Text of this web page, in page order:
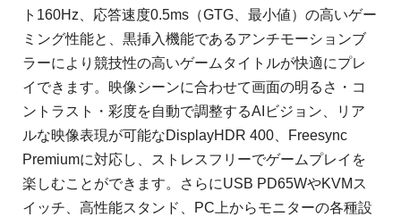
ト160Hz、応答速度0.5ms（GTG、最小値）の高いゲー
ミング性能と、黒挿入機能であるアンチモーションブ
ラーにより競技性の高いゲームタイトルが快適にプレ
イできます。映像シーンに合わせて画面の明るさ・コ
ントラスト・彩度を自動で調整するAIビジョン、リア
ルな映像表現が可能なDisplayHDR 400、Freesync
Premiumに対応し、ストレスフリーでゲームプレイを
楽しむことができます。さらにUSB PD65WやKVMス
イッチ、高性能スタンド、PC上からモニターの各種設